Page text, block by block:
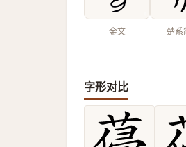
金文 楚系
字形对比